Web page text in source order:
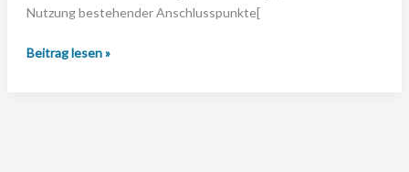
Nutzung bestehender Anschlusspunkte[
Erleichterungen
Beitrag lesen »